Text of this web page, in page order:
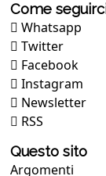
Come
Whatsapp
Twitter
Facebook
Instagram
Newsletter
RSS
Questo sito
Argomenti